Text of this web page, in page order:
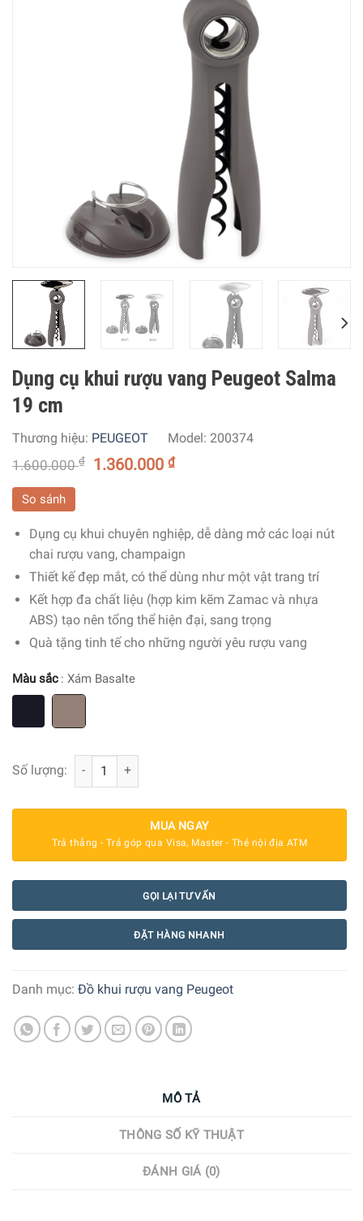
Dụng cụ khui rượu vang Peugeot Salma
19 cm
Thương hiệu: PEUGEOT Model: 200374
1.600.000₫ 1.360.000₫
So sánh
Dụng cụ khui chuyên nghiệp, dễ dàng mở các loại nút
chai rượu vang, champaign
Thiết kế đẹp mắt, có thể dùng như một vật trang trí
Kết hợp đa chất liệu (hợp kim kẽm Zamac và nhựa
ABS) tạo nên tổng thể hiện đại, sang trọng
Quà tặng tinh tế cho những người yêu rượu vang
Màu sắc : Xám Basalte
Số lượng: Dụng cụ khui rượu vang Peugeot Salma 19 cm số lượng
MUA NGAY
Trả thẳng - Trả góp qua Visa, Master - Thẻ nội địa ATM
GỌI LẠI TƯ VẤN
ĐẶT HÀNG NHANH
Danh mục: Đồ khui rượu vang Peugeot
MÔ TẢ
THÔNG SỐ KỸ THUẬT
ĐÁNH GIÁ (0)